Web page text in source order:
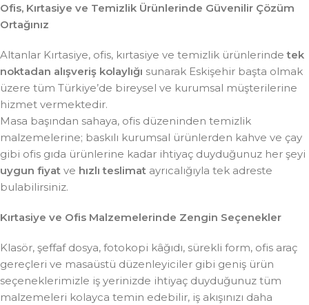
Ofis, Kırtasiye ve Temizlik Ürünlerinde Güvenilir Çözüm
Ortağınız
Altanlar Kırtasiye, ofis, kırtasiye ve temizlik ürünlerindetek
noktadan alışveriş kolaylığı sunarak Eskişehir başta olmak
üzere tüm Türkiye’de bireysel ve kurumsal müşterilerine
hizmet vermektedir.
Masa başından sahaya, ofis düzeninden temizlik
malzemelerine; baskılı kurumsal ürünlerden kahve ve çay
gibi ofis gıda ürünlerine kadar ihtiyaç duyduğunuz her şeyi
uygun fiyat ve hızlı teslimat ayrıcalığıyla tek adreste
bulabilirsiniz.
Kırtasiye ve Ofis Malzemelerinde Zengin Seçenekler
Klasör, şeffaf dosya, fotokopi kâğıdı, sürekli form, ofis araç
gereçleri ve masaüstü düzenleyiciler gibi geniş ürün
seçeneklerimizle iş yerinizde ihtiyaç duyduğunuz tüm
malzemeleri kolayca temin edebilir, iş akışınızı daha